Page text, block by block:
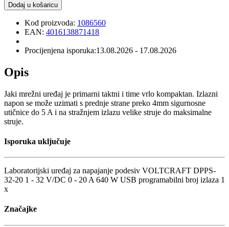
Dodaj u košaricu
Kod proizvoda: 1086560
EAN: 4016138871418
Procijenjena isporuka:13.08.2026 - 17.08.2026
Opis
Jaki mrežni uređaj je primarni taktni i time vrlo kompaktan. Izlazni
napon se može uzimati s prednje strane preko 4mm sigurnosne
utičnice do 5 A i na stražnjem izlazu velike struje do maksimalne
struje.
Isporuka uključuje
Laboratorijski uređaj za napajanje podesiv VOLTCRAFT DPPS-
32-20 1 - 32 V/DC 0 - 20 A 640 W USB programabilni broj izlaza 1
x
Značajke